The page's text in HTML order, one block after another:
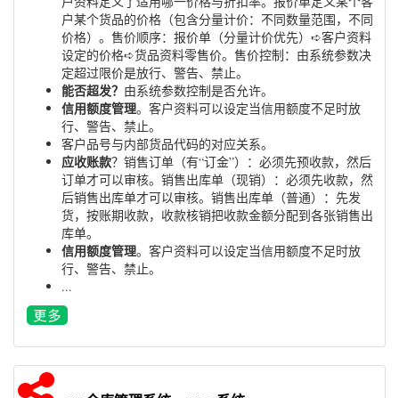
户某个货品的价格（包含分量计价：不同数量范围，不同
价格）。售价顺序：报价单（分量计价优先）➪客户资料
设定的价格➪货品资料零售价。售价控制：由系统参数决
定超过限价是放行、警告、禁止。
能否超发？ 由系统参数控制是否允许。
信用额度管理。客户资料可以设定当信用额度不足时放
行、警告、禁止。
客户品号与内部货品代码的对应关系。
应收账款？销售订单（有“订金”）：必须先预收款，然后
订单才可以审核。销售出库单（现销）：必须先收款，然
后销售出库单才可以审核。销售出库单（普通）：先发
货，按账期收款，收款核销把收款金额分配到各张销售出
库单。
信用额度管理。客户资料可以设定当信用额度不足时放
行、警告、禁止。
...